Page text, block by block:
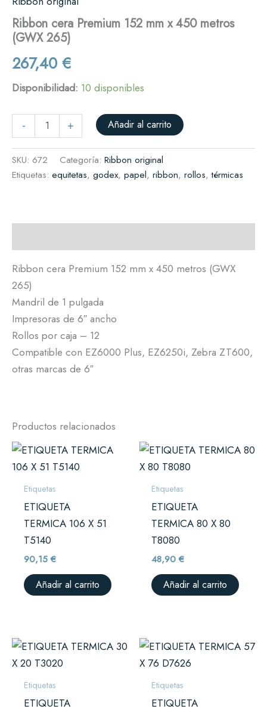
Ribbon cera Premium 152 mm x 450 metros
(GWX 265)
267,40 €
Disponibilidad: 10 disponibles
- + Añadir al carrito
SKU: 672 Categoría: Ribbon original
Etiquetas: equitetas, godex, papel, ribbon, rollos,térmicas
Ribbon cera Premium 152 mm x 450 metros (GWX
265)
Mandril de 1 pulgada
Impresoras de 6″ ancho
Rollos por caja – 12
Compatible con EZ6000 Plus, EZ6250i, Zebra ZT600,
otras marcas de 6″
Productos relacionados
Etiquetas
ETIQUETA
TERMICA 106 X 51
T5140
90,15€
Añadir al carrito
Etiquetas
ETIQUETA
TERMICA 80 X 80
T8080
48,90€
Añadir al carrito
Etiquetas
ETIQUETA
Etiquetas
ETIQUETA